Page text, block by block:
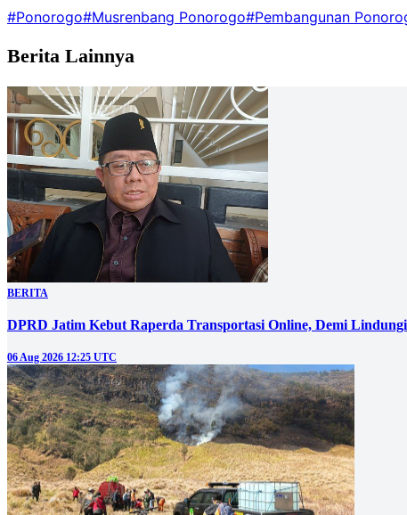
#Ponorogo#Musrenbang Ponorogo#Pembangunan
Berita Lainnya
BERITA
DPRD Jatim Kebut Raperda Transportasi Online, Demi
06 Aug 2026 12:25 UTC